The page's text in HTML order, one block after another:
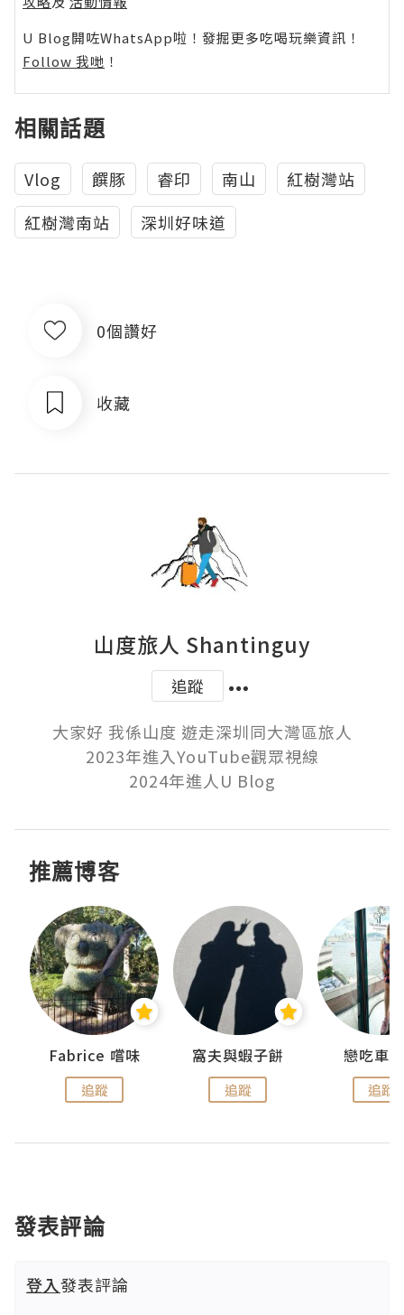
U Blog開咗WhatsApp啦！發掘更多吃喝玩樂資訊！
Follow 我哋 ！
相關話題
Vlog 饌豚 睿印 南山
紅樹灣站
紅樹灣南站
深圳好味道
0個讚好
收藏
山度旅人 Shantinguy
追蹤
大家好 我係山度 遊走深圳同大灣區旅人
2023年進入YouTube觀眾視線
2024年進人U Blog
推薦博客
Fabrice 嚐味
追蹤
窩夫與蝦子餅
追蹤
戀吃車
追蹤
發表評論
登入發表評論